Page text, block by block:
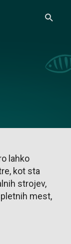
lahko
kot sta
strojev,
mest,